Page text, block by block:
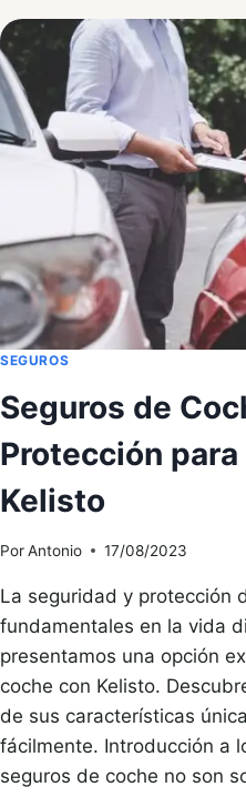
DE
COCHE:
ENCUENTRA
LA
MEJOR
OPCIÓN
CON
ACIERTO
SEGUROS
Seguros de
Protección
Kelisto
PorAntonio 17/08/2023
La seguridad y protección
fundamentales en la vida
presentamos una opción
coche con Kelisto.
de sus características
fácilmente. Introducción a
seguros de coche no son